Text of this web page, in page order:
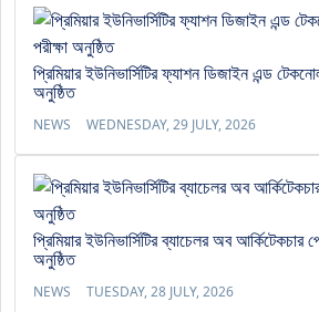
প্রিমিয়ার ইউনিভার্সিটির ফ্যাশন ডিজাইন এন্ড
অনুষ্ঠিত
NEWS WEDNESDAY, 29 JULY, 2026
প্রিমিয়ার ইউনিভার্সিটির ব্যাচেলর অব আর্কিটেকচার
অনুষ্ঠিত
NEWS TUESDAY, 28 JULY, 2026